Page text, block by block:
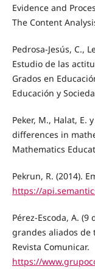
Evidence and
The Content
Pedrosa-Jesús, C.,
Estudio de las
Grados en
Educación y
Peker, M., Halat, E.
differences in
Mathematics
Pekrun, R. (2014).
https://
Pérez-Escoda, A. (9
grandes aliados de
Revista Comunicar.
https://